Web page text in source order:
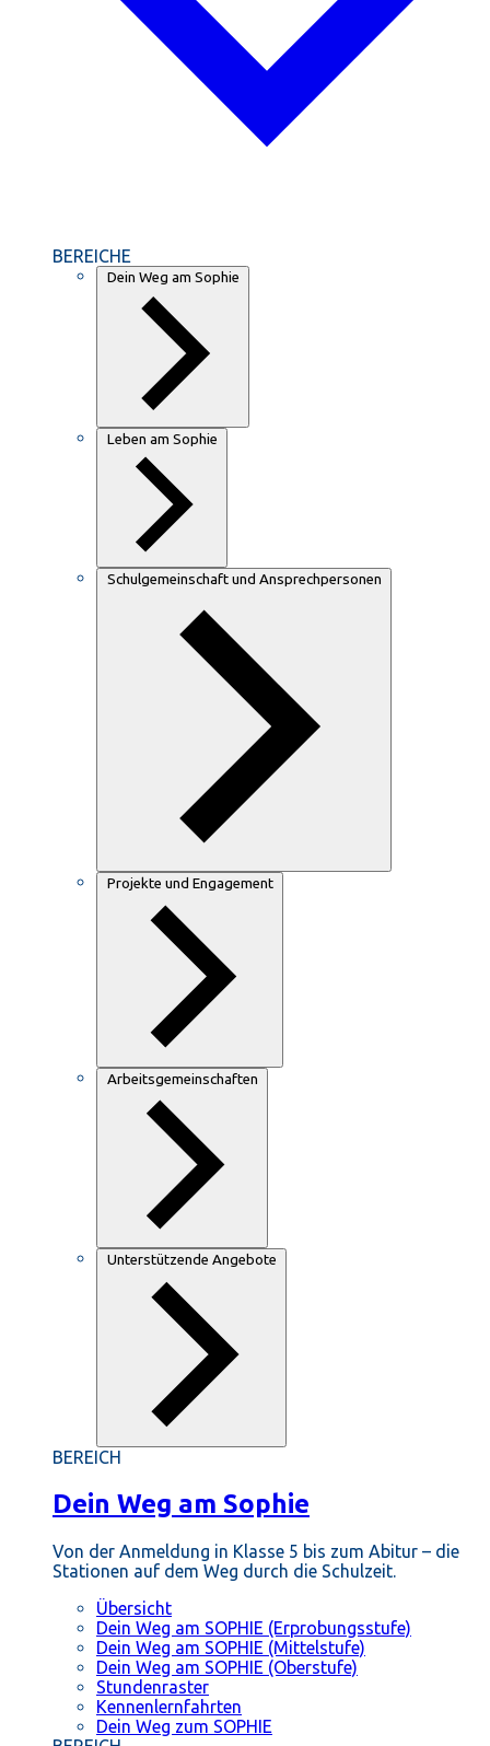
BEREICHE
Dein Weg am Sophie
Leben am Sophie
Schulgemeinschaft und Ansprechpersonen
Projekte und Engagement
Arbeitsgemeinschaften
Unterstützende Angebote
BEREICH
Dein Weg am Sophie
Von der Anmeldung in Klasse 5 bis zum Abitur – die
Stationen auf dem Weg durch die Schulzeit.
Übersicht
Dein Weg am SOPHIE (Erprobungsstufe)
Dein Weg am SOPHIE (Mittelstufe)
Dein Weg am SOPHIE (Oberstufe)
Stundenraster
Kennenlernfahrten
Dein Weg zum SOPHIE